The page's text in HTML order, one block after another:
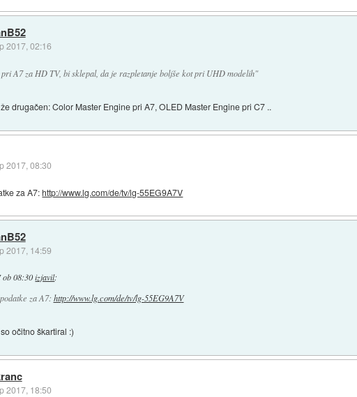
2017, 02:16
A7 za HD TV, bi sklepal, da je razpletanje boljše kot pri UHD modelih"
drugačen: Color Master Engine pri A7, OLED Master Engine pri C7 ..
2017, 08:30
za A7:http://www.lg.com/de/tv/lg-55EG9A7V
2017, 14:59
ob 08:30 izjavil:
za A7: http://www.lg.com/de/tv/lg-55EG9A7V
očitno škartiral :)
2017, 18:50